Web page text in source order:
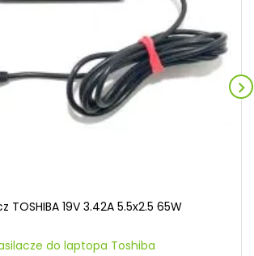
TOSHIBA 19V 3.42A 5.5x2.5 65W
do laptopa Toshiba
